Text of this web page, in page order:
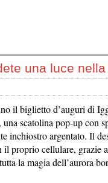
una luce
il biglietto d’auguri di
una scatolina pop-up con
inchiostro argentato. Il
proprio cellulare, grazie
la magia dell’aurora